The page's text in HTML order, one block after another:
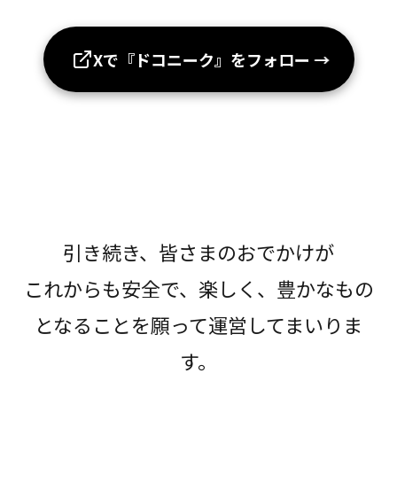
Xで『ドコニーク』をフォロー →
引き続き、皆さまのおでかけが
これからも安全で、楽しく、豊かなもの
となることを願って運営してまいりま
す。